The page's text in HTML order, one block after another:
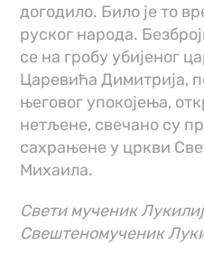
догодило. Било је то
руског народа.
се на гробу убијеног
Царевића Димитрија,
његовог упокојења,
нетљене, свечано су
сахрањене у цркви
Михаила.
Свети мученик
Свештеномученик